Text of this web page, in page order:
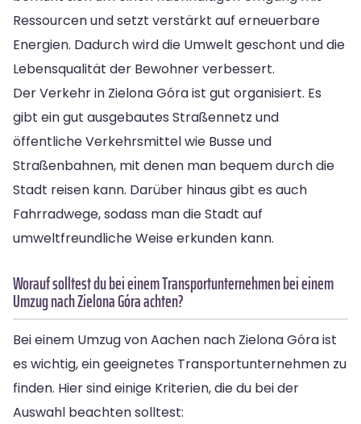
Ressourcen und setzt verstärkt auf erneuerbare
Energien. Dadurch wird die Umwelt geschont und die
Lebensqualität der Bewohner verbessert.
Der Verkehr in Zielona Góra ist gut organisiert. Es
gibt ein gut ausgebautes Straßennetz und
öffentliche Verkehrsmittel wie Busse und
Straßenbahnen, mit denen man bequem durch die
Stadt reisen kann. Darüber hinaus gibt es auch
Fahrradwege, sodass man die Stadt auf
umweltfreundliche Weise erkunden kann.
Worauf solltest du bei einem Transportunternehmen bei einem
Umzug nach Zielona Góra achten?
Bei einem Umzug von Aachen nach Zielona Góra ist
es wichtig, ein geeignetes Transportunternehmen zu
finden. Hier sind einige Kriterien, die du bei der
Auswahl beachten solltest: